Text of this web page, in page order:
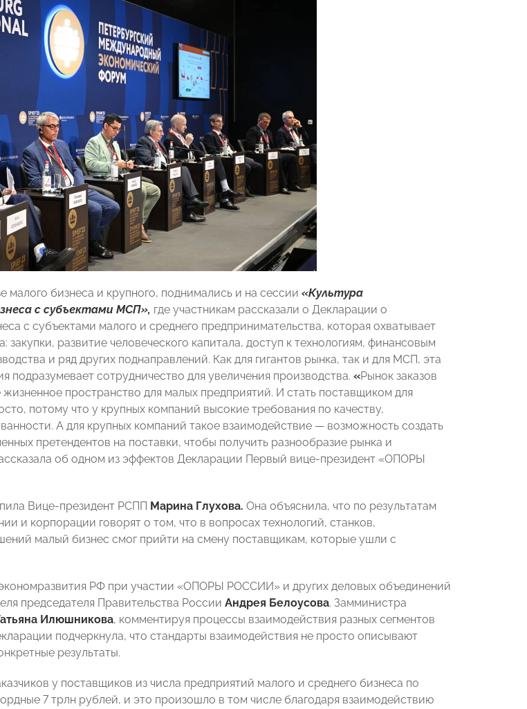
малого бизнеса и крупного, поднимались и на сессии «Культура
с субъектами МСП», где участникам рассказали о Декларации о
с субъектами малого и среднего предпринимательства, которая охватывает
закупки, развитие человеческого капитала, доступ к технологиям, финансовым
и ряд других поднаправлений. Как для гигантов рынка, так и для МСП, эта
подразумевает сотрудничество для увеличения производства. «Рынок заказов
пространство для малых предприятий. И стать поставщиком для
потому что у крупных компаний высокие требования по качеству,
А для крупных компаний такое взаимодействие — возможность создать
претендентов на поставки, чтобы получить разнообразие рынка и
об одном из эффектов Декларации Первый вице-президент «ОПОРЫ
Вице-президент РСПП Марина Глухова. Она объяснила, что по результатам
и корпорации говорят о том, что в вопросах технологий, станков,
малый бизнес смог прийти на смену поставщикам, которые ушли с
РФ при участии «ОПОРЫ РОССИИ» и других деловых объединений
председателя Правительства России Андрея Белоусова. Замминистра
Илюшникова, комментируя процессы взаимодействия разных сегментов
подчеркнула, что стандарты взаимодействия не просто описывают
результаты.
у поставщиков из числа предприятий малого и среднего бизнеса по
7 трлн рублей, и это произошло в том числе благодаря взаимодействию